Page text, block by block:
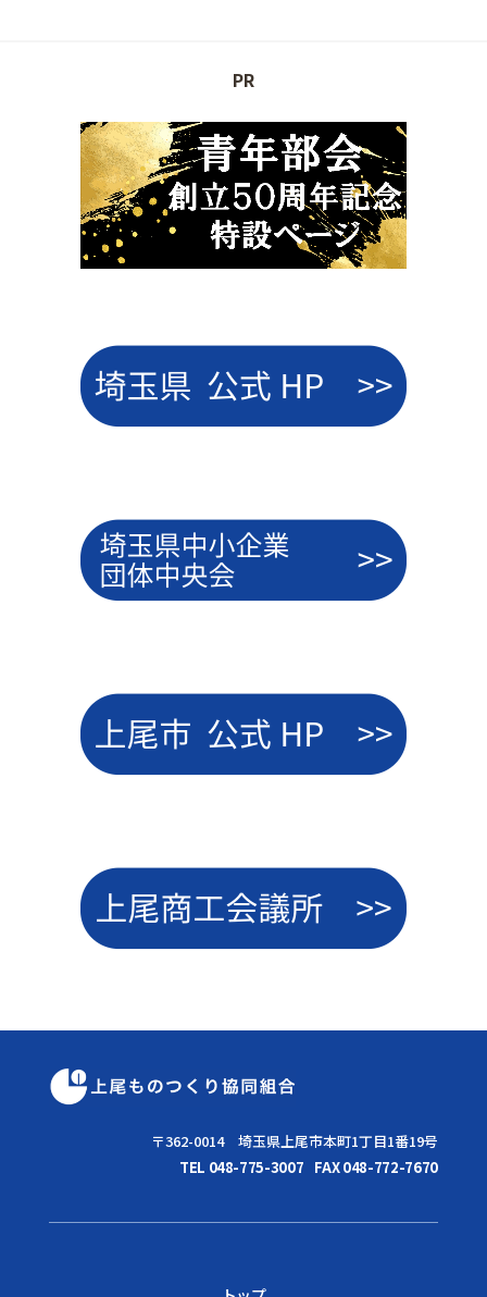
PR
〒362-0014 埼玉県上尾市本町1丁目1番19号
TEL 048-775-3007 FAX 048-772-7670